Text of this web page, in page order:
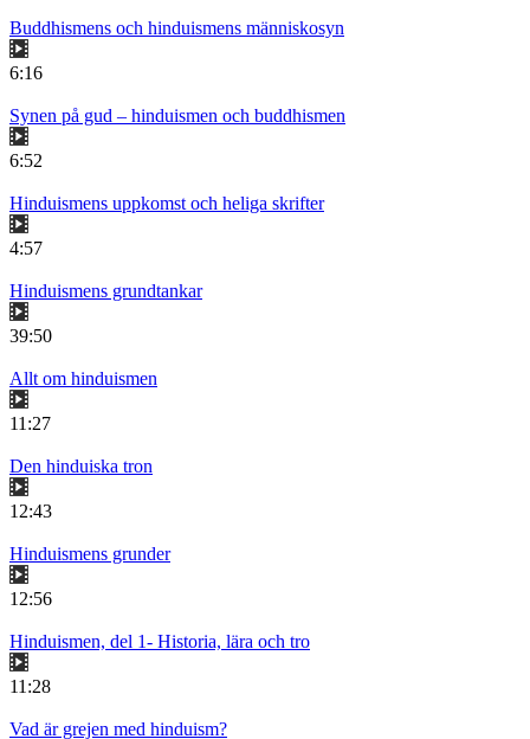
Buddhismens och hinduismens människosyn
6:16
Synen på gud – hinduismen och buddhismen
6:52
Hinduismens uppkomst och heliga skrifter
4:57
Hinduismens grundtankar
39:50
Allt om hinduismen
11:27
Den hinduiska tron
12:43
Hinduismens grunder
12:56
Hinduismen, del 1- Historia, lära och tro
11:28
Vad är grejen med hinduism?